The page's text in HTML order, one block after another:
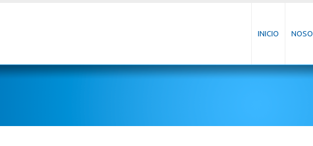
INICIO